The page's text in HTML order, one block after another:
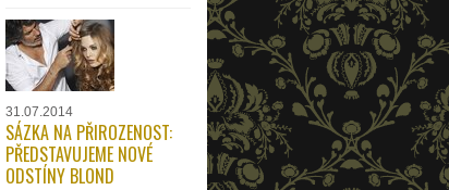
31.07.2014
SÁZKA NA PŘIROZENOST:
PŘEDSTAVUJEME NOVÉ
ODSTÍNY BLOND